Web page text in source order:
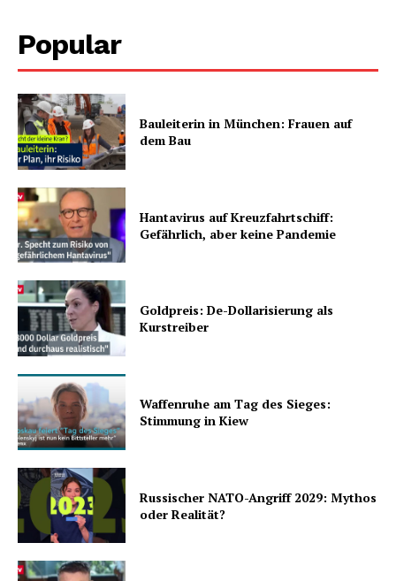
Popular
Bauleiterin in München: Frauen auf
dem Bau
Hantavirus auf Kreuzfahrtschiff:
Gefährlich, aber keine Pandemie
Goldpreis: De-Dollarisierung als
Kurstreiber
Waffenruhe am Tag des Sieges:
Stimmung in Kiew
Russischer NATO-Angriff 2029: Mythos
oder Realität?